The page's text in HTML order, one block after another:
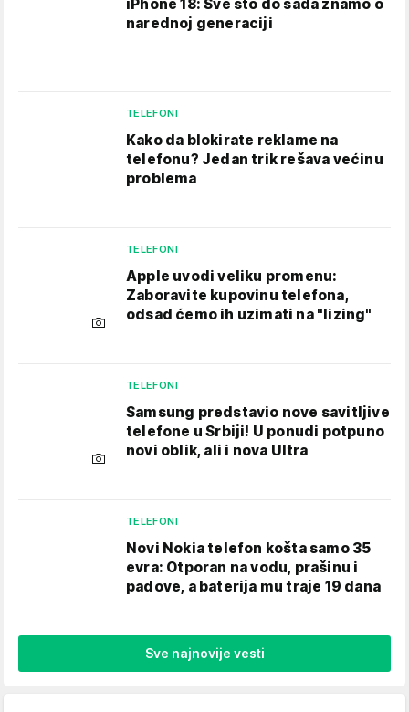
iPhone 18: Sve što do sada znamo o
narednoj generaciji
TELEFONI
Kako da blokirate reklame na
telefonu​? Jedan trik rešava većinu
problema
TELEFONI
Apple uvodi veliku promenu:
Zaboravite kupovinu telefona,
odsad ćemo ih uzimati na "lizing"
TELEFONI
Samsung predstavio nove savitljive
telefone u Srbiji! U ponudi potpuno
novi oblik, ali i nova Ultra
TELEFONI
Novi Nokia telefon košta samo 35
evra: Otporan na vodu, prašinu i
padove, a baterija mu traje 19 dana
Sve najnovije vesti